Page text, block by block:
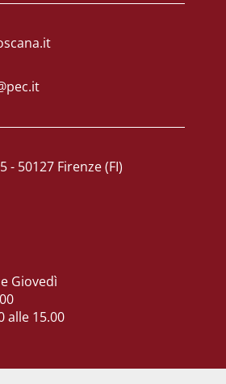
- 50127 Firenze (FI)
Giovedì
alle 15.00